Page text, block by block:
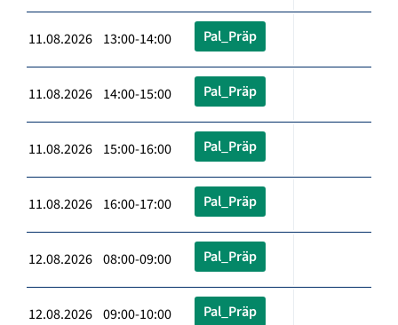
11.08.2026 13:00-14:00 Pal_Präp
11.08.2026 14:00-15:00 Pal_Präp
11.08.2026 15:00-16:00 Pal_Präp
11.08.2026 16:00-17:00 Pal_Präp
12.08.2026 08:00-09:00 Pal_Präp
12.08.2026 09:00-10:00 Pal_Präp